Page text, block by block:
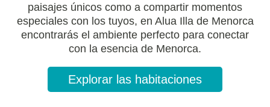
paisajes únicos como a compartir momentos
especiales con los tuyos, en Alua Illa de Menorca
encontrarás el ambiente perfecto para conectar
con la esencia de Menorca.
Explorar las habitaciones